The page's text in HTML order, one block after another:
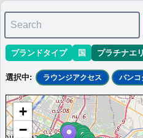
マリオット最新情報ホテル情報(アジ
1 - 10 件 / 全 19 件
並び替え: 最低価格目安 開業時期
Search
ブランドタイプ 国 プラチナエ
選択中: ラウンジアクセス バンコ
+
−